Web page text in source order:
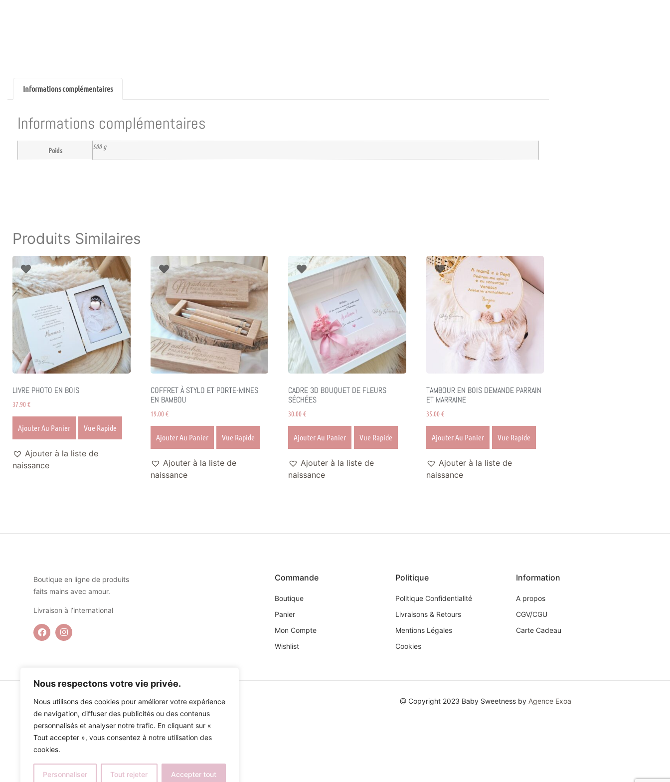
Nous respectons votre vie privée.
Nous utilisons des cookies pour améliorer votre expérience
de navigation, diffuser des publicités ou des contenus
personnalisés et analyser notre trafic. En cliquant sur «
Tout accepter », vous consentez à notre utilisation des
cookies.
Personnaliser Tout rejeter Accepter tout
Informations complémentaires
Informations complémentaires
Poids 500 g
Produits Similaires
LIVRE PHOTO EN BOIS
37.90€
Ajouter Au Panier Vue Rapide
Ajouter à la liste de
naissance
COFFRET À STYLO ET PORTE-MINES
EN BAMBOU
19.00€
Ajouter Au Panier Vue Rapide
Ajouter à la liste de
naissance
CADRE 3D BOUQUET DE FLEURS
SÉCHÉES
30.00€
Ajouter Au Panier Vue Rapide
Ajouter à la liste de
naissance
TAMBOUR EN BOIS DEMANDE PARRAIN
ET MARRAINE
35.00€
Ajouter Au Panier Vue Rapide
Ajouter à la liste de
naissance
Boutique en ligne de produits
faits mains avec amour.
Livraison à l’international
Commande
Boutique
Panier
Mon Compte
Wishlist
Politique
Politique Confidentialité
Livraisons & Retours
Mentions Légales
Cookies
Information
A propos
CGV/CGU
Carte Cadeau
@ Copyright 2023 Baby Sweetness by Agence Exoa